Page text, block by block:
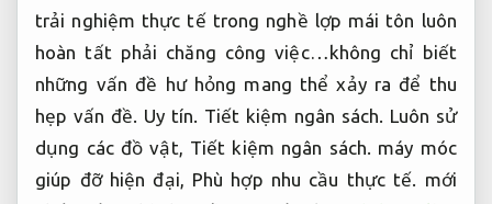
trải nghiệm thực tế trong nghề lợp mái tôn luôn
hoàn tất phải chăng công việc…không chỉ biết
những vấn đề hư hỏng mang thể xảy ra để thu
hẹp vấn đề. Uy tín. Tiết kiệm ngân sách. Luôn sử
dụng các đồ vật, Tiết kiệm ngân sách. máy móc
giúp đỡ hiện đại, Phù hợp nhu cầu thực tế. mới